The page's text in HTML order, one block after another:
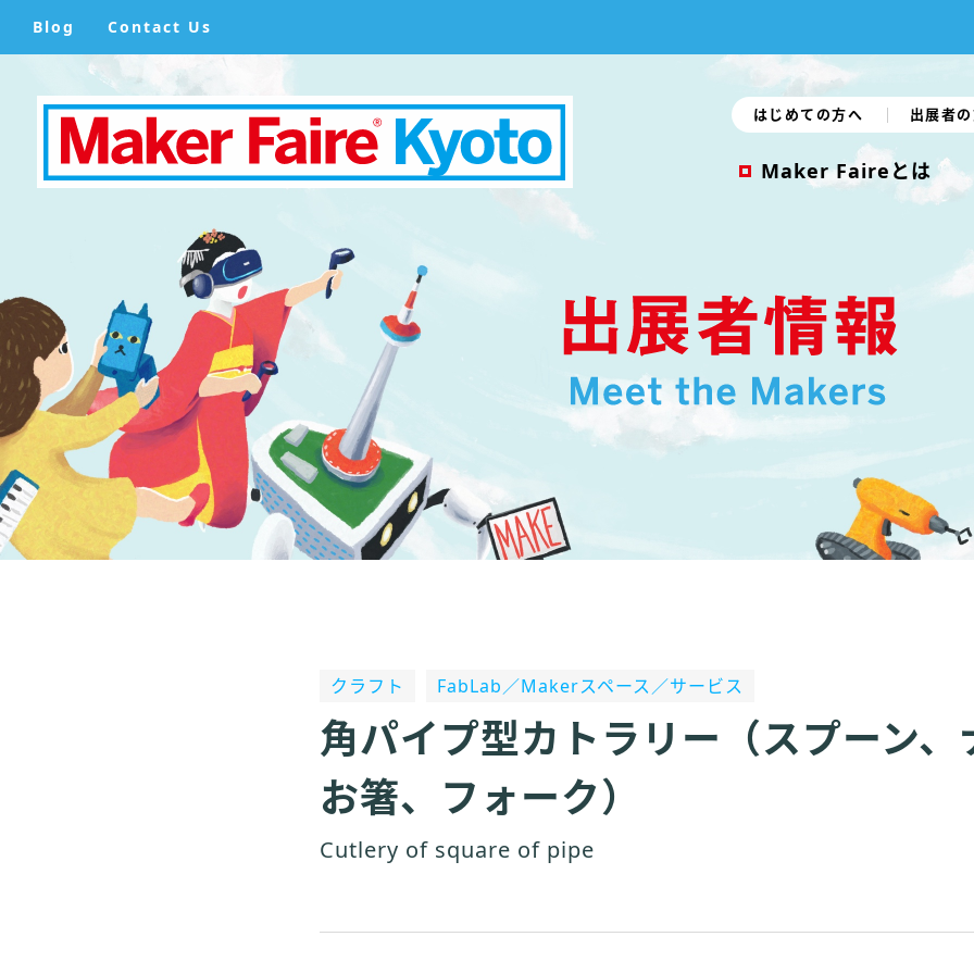
Blog Contact Us
はじめての方へ 出展者
Maker Faireとは
クラフト FabLab／Makerスペース／サービス
角パイプ型カトラリー（スプーン、
お箸、フォーク）
Cutlery of square of pipe